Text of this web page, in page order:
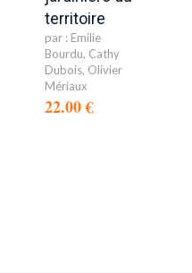
territoire
par : Emilie
Bourdu, Cathy
Dubois, Olivier
Mériaux
22.00 €